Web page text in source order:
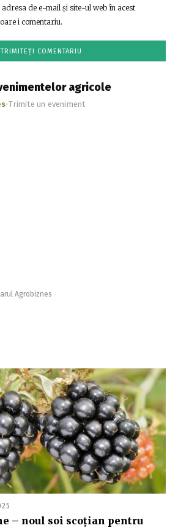
adresa de e-mail și site-ul web în acest
i comentariu.
agricole
•Trimite un eveniment
Agrobiznes
– noul soi scoțian pentru